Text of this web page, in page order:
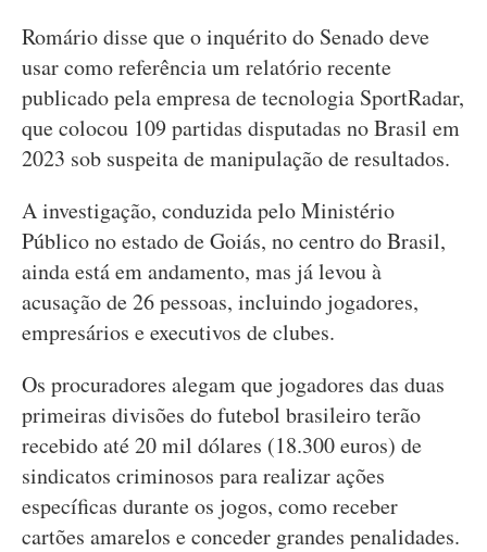
Romário disse que o inquérito do Senado deve
usar como referência um relatório recente
publicado pela empresa de tecnologia SportRadar,
que colocou 109 partidas disputadas no Brasil em
2023 sob suspeita de manipulação de resultados.
A investigação, conduzida pelo Ministério
Público no estado de Goiás, no centro do Brasil,
ainda está em andamento, mas já levou à
acusação de 26 pessoas, incluindo jogadores,
empresários e executivos de clubes.
Os procuradores alegam que jogadores das duas
primeiras divisões do futebol brasileiro terão
recebido até 20 mil dólares (18.300 euros) de
sindicatos criminosos para realizar ações
específicas durante os jogos, como receber
cartões amarelos e conceder grandes penalidades.